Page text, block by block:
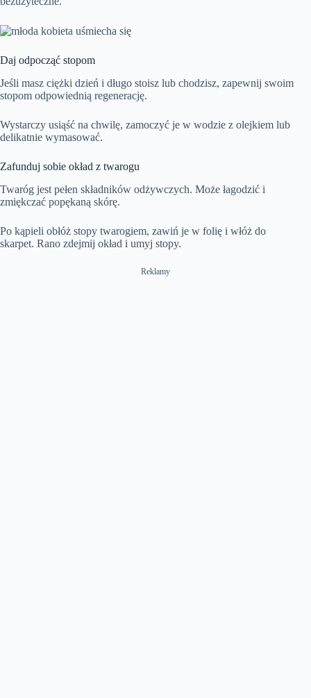
Daj odpocząć stopom
Jeśli masz ciężki dzień i długo stoisz lub chodzisz, zapewnij swoim
stopom odpowiednią regenerację.
Wystarczy usiąść na chwilę, zamoczyć je w wodzie z olejkiem lub
delikatnie wymasować.
Zafunduj sobie okład z twarogu
Twaróg jest pełen składników odżywczych. Może łagodzić i
zmiękczać popękaną skórę.
Po kąpieli obłóż stopy twarogiem, zawiń je w folię i włóż do
skarpet. Rano zdejmij okład i umyj stopy.
Reklamy